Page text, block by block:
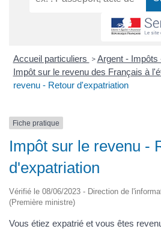
Accueil particuliers > Argent -
Impôt sur le revenu des Français à
revenu - Retour d'expatriation
Fiche pratique
Impôt sur le revenu -
d'expatriation
Vérifié le 08/06/2023 - Direction de
(Première ministre)
Vous étiez expatrié et vous êtes